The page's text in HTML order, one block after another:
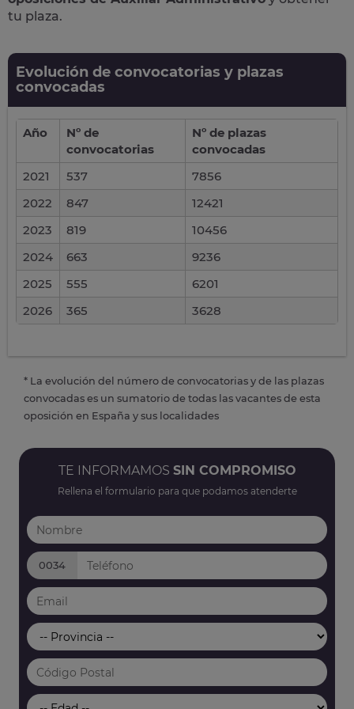
tu plaza.
Evolución de convocatorias y plazas
convocadas
Año
Nº de
convocatorias
Nº de plazas
convocadas
2021
537
7856
2022
847
12421
2023
819
10456
2024
663
9236
2025
555
6201
2026
365 3628
* La evolución del número de convocatorias y de las plazas
convocadas es un sumatorio de todas las vacantes de esta
oposición en España y sus localidades
TE INFORMAMOS SIN COMPROMISO
Rellena el formulario para que podamos atenderte
0034